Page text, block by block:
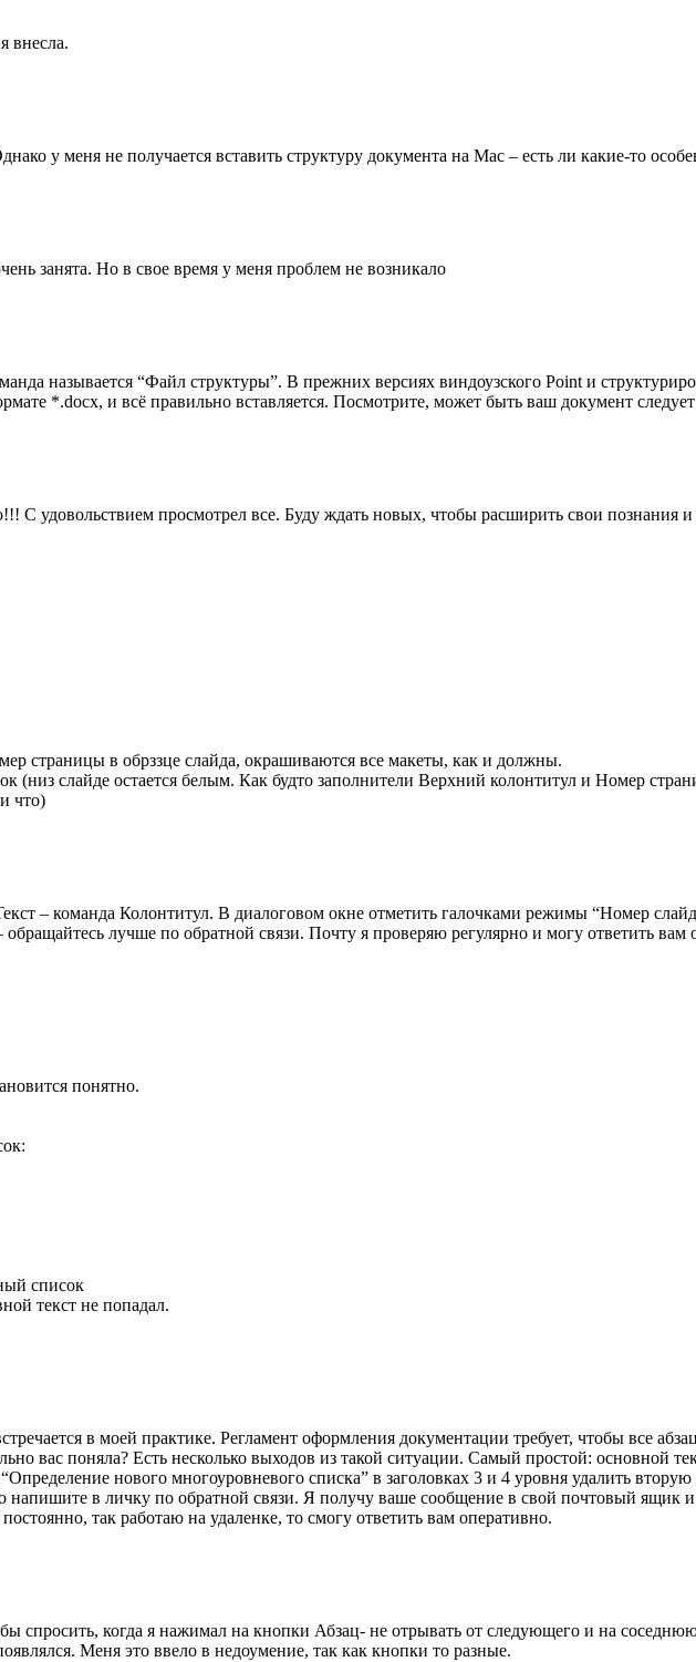
внесла.
у меня не получается вставить структуру документа на Mac – есть ли какие-то
занята. Но в свое время у меня проблем не возникало
называется “Файл структуры”. В прежних версиях виндоузского Point и
*.docx, и всё правильно вставляется. Посмотрите, может быть ваш документ
С удовольствием просмотрел все. Буду ждать новых, чтобы расширить свои познания
страницы в обрззце слайда, окрашиваются все макеты, как и должны.
(низ слайде остается белым. Как будто заполнители Верхний колонтитул и Номер
что)
– команда Колонтитул. В диалоговом окне отметить галочками режимы “Номер
лучше по обратной связи. Почту я проверяю регулярно и могу ответить вам
понятно.
список
текст не попадал.
в моей практике. Регламент оформления документации требует, чтобы все
вас поняла? Есть несколько выходов из такой ситуации. Самый простой: основной
нового многоуровневого списка” в заголовках 3 и 4 уровня удалить
напишите в личку по обратной связи. Я получу ваше сообщение в свой почтовый ящик
так работаю на удаленке, то смогу ответить вам оперативно.
спросить, когда я нажимал на кнопки Абзац- не отрывать от следующего и на
Меня это ввело в недоумение, так как кнопки то разные.